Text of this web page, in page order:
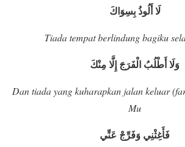
لَا أَلُوذُ بِسِوَاكَ
Tiada tempat berlindung bagiku
وَلَا أَطْلُبُ الْفَرَجَ إِلَّا مِنْكَ
Dan tiada yang kuharapkan jalan keluar
Mu
فَأَغِثْنِي وَفَرِّجْ عَنِّي